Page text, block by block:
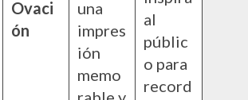
Ovaci
ón
una
impres
ión
memo
al
públic
o para
record